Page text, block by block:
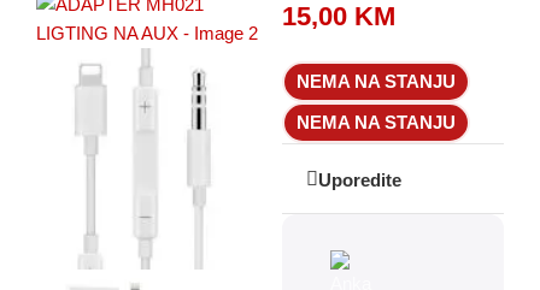
15,00 KM
NEMA NA STANJU
NEMA NA STANJU
Uporedite